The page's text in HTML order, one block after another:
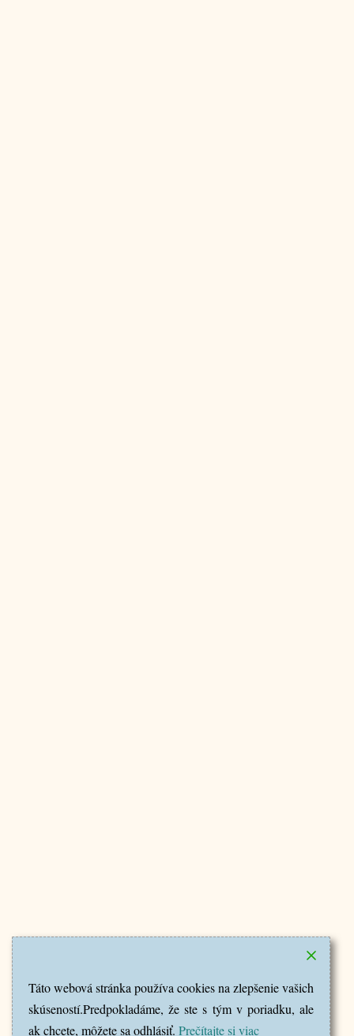
Táto webová stránka používa cookies na zlepšenie vašich
skúseností.Predpokladáme, že ste s tým v poriadku, ale
ak chcete, môžete sa odhlásiť. Prečítajte si viac